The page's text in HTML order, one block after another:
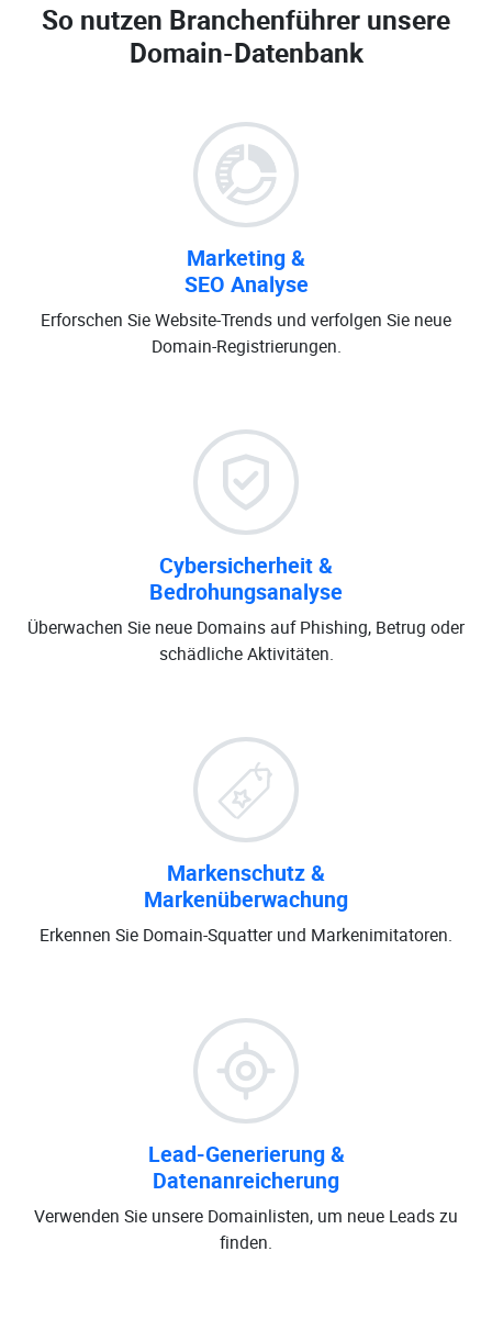
So nutzen Branchenführer unsere
Domain-Datenbank
Marketing &
SEO Analyse
Erforschen Sie Website-Trends und verfolgen Sie neue
Domain-Registrierungen.
Cybersicherheit &
Bedrohungsanalyse
Überwachen Sie neue Domains auf Phishing, Betrug oder
schädliche Aktivitäten.
Markenschutz &
Markenüberwachung
Erkennen Sie Domain-Squatter und Markenimitatoren.
Lead-Generierung &
Datenanreicherung
Verwenden Sie unsere Domainlisten, um neue Leads zu
finden.